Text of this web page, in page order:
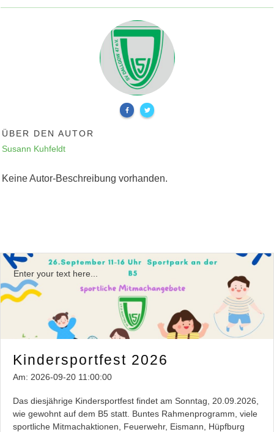
ÜBER DEN AUTOR
Susann Kuhfeldt
Keine Autor-Beschreibung vorhanden.
Enter your text here...
Kindersportfest 2026
Am: 2026-09-20 11:00:00
Das diesjährige Kindersportfest findet am Sonntag, 20.09.2026,
wie gewohnt auf dem B5 statt. Buntes Rahmenprogramm, viele
sportliche Mitmachaktionen, Feuerwehr, Eismann, Hüpfburg